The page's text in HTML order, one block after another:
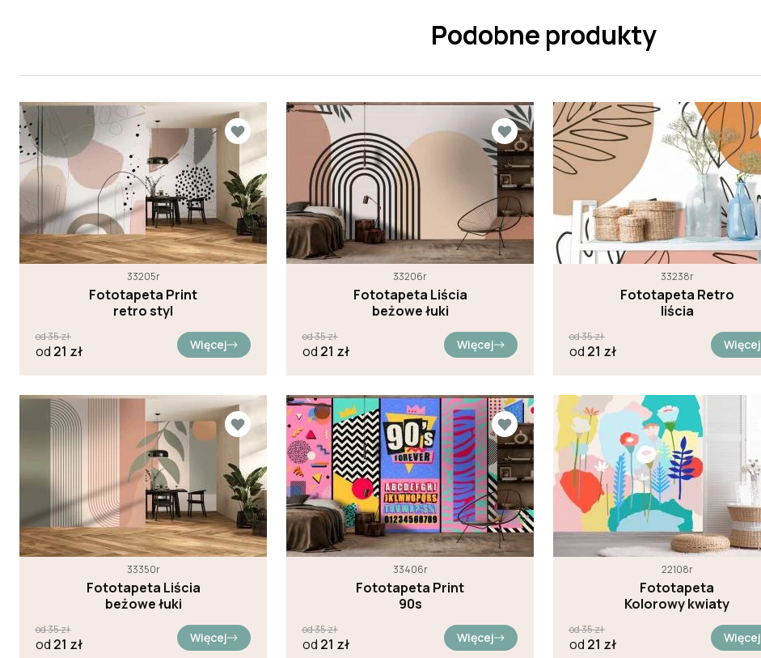
Podobne produkty
33205r
Fototapeta Print
retro styl
od35zł
od 21 zł Więcej
33206r
Fototapeta Liścia
beżowe łuki
od35zł
od 21 zł Więcej
33238r
Fototapeta Retro
liścia
od35zł
od 21 zł Więcej
33350r
Fototapeta Liścia
beżowe łuki
od35zł
od 21 zł Więcej
33406r
Fototapeta Print
90s
od35zł
od 21 zł Więcej
22108r
Fototapeta
Kolorowy kwiaty
od35zł
od 21 zł Więcej